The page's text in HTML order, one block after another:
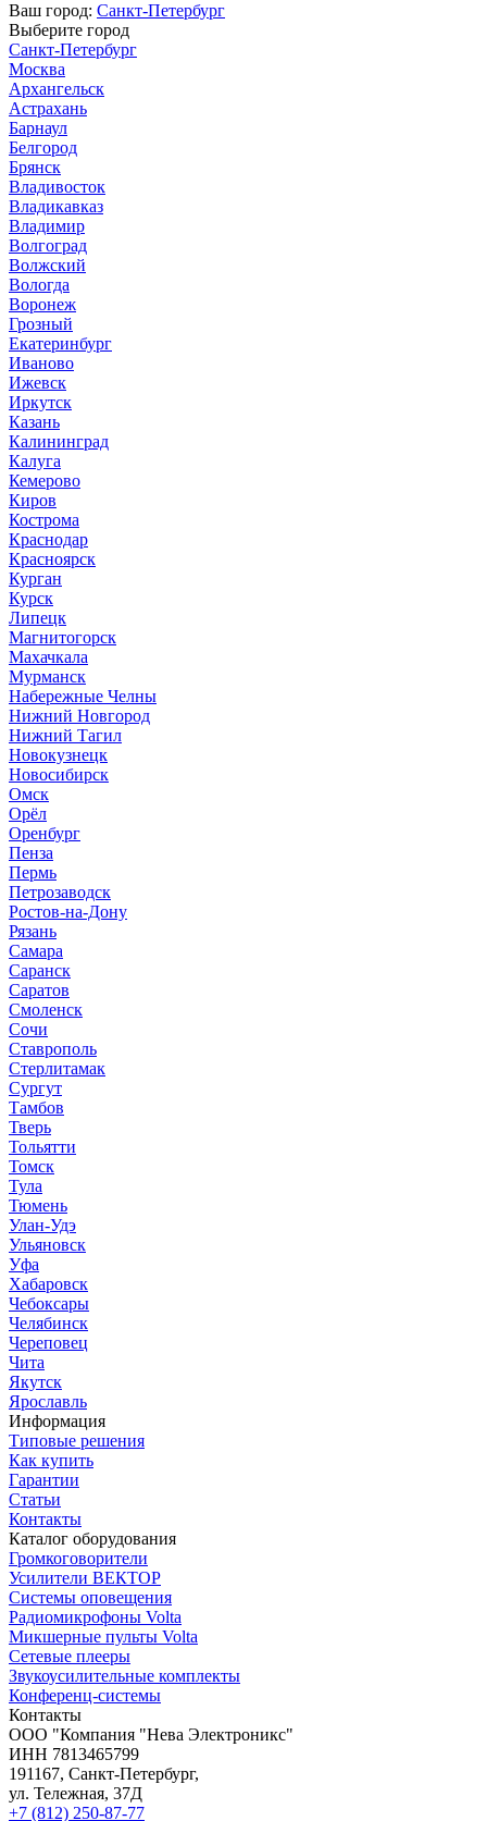
Ваш город: Санкт-Петербург
Выберите город
Санкт-Петербург
Москва
Архангельск
Астрахань
Барнаул
Белгород
Брянск
Владивосток
Владикавказ
Владимир
Волгоград
Волжский
Вологда
Воронеж
Грозный
Екатеринбург
Иваново
Ижевск
Иркутск
Казань
Калининград
Калуга
Кемерово
Киров
Кострома
Краснодар
Красноярск
Курган
Курск
Липецк
Магнитогорск
Махачкала
Мурманск
Набережные Челны
Нижний Новгород
Нижний Тагил
Новокузнецк
Новосибирск
Омск
Орёл
Оренбург
Пенза
Пермь
Петрозаводск
Ростов-на-Дону
Рязань
Самара
Саранск
Саратов
Смоленск
Сочи
Ставрополь
Стерлитамак
Сургут
Тамбов
Тверь
Тольятти
Томск
Тула
Тюмень
Улан-Удэ
Ульяновск
Уфа
Хабаровск
Чебоксары
Челябинск
Череповец
Чита
Якутск
Ярославль
Информация
Типовые решения
Как купить
Гарантии
Статьи
Контакты
Каталог оборудования
Громкоговорители
Усилители ВЕКТОР
Системы оповещения
Радиомикрофоны Volta
Микшерные пульты Volta
Сетевые плееры
Звукоусилительные комплекты
Конференц-системы
Контакты
OOO "Компания "Нева Электроникс"
ИНН 7813465799
191167, Санкт-Петербург,
ул. Тележная, 37Д
+7 (812) 250-87-77